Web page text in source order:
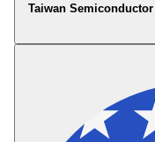
Taiwan